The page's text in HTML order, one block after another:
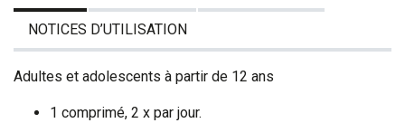
NOTICES D’UTILISATION
Adultes et adolescents à partir de 12 ans
1 comprimé, 2 x par jour.